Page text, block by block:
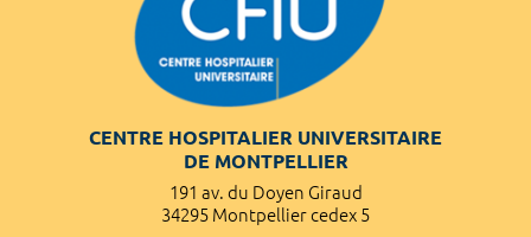
CENTRE HOSPITALIER UNIVERSITAIRE
DE MONTPELLIER
191 av. du Doyen Giraud
34295 Montpellier cedex 5